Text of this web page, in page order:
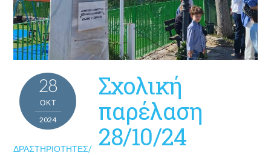
28
ΟΚΤ
2024
ΔΡΑΣΤΗΡΙΌΤΗΤΕΣ/
Σχολική
παρέλαση
28/10/24